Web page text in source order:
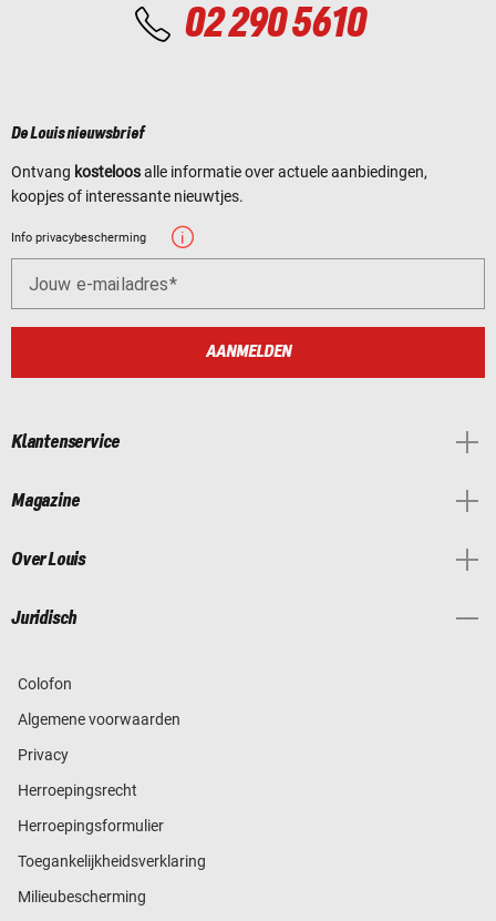
02 290 5610
De Louis nieuwsbrief
Ontvang kosteloosalle informatie over actuele aanbiedingen,
koopjes of interessante nieuwtjes.
Info privacybescherming
Jouw e-mailadres
AANMELDEN
Klantenservice
Magazine
Over Louis
Juridisch
Colofon
Algemene voorwaarden
Privacy
Herroepingsrecht
Herroepingsformulier
Toegankelijkheidsverklaring
Milieubescherming